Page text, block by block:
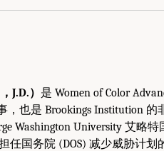
J.D.） 是 Women of Color
，也是 Brookings Institution
Washington University 艾略
任国务院 (DOS) 减少威胁计